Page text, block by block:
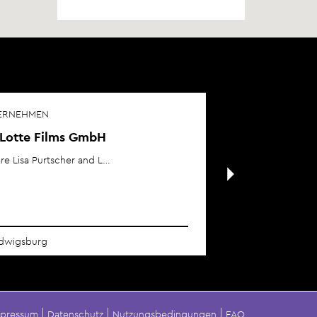
Films GmbH
Lisa Purtscher and L…
Datenschutz Nutzungsbedingungen FAQ